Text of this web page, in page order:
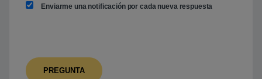
Enviarme una notificación por cada nueva respuesta